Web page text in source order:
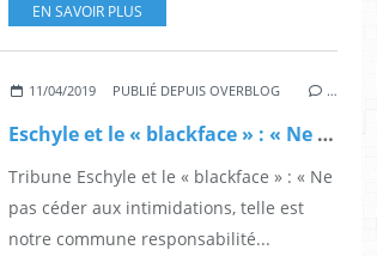
EN SAVOIR PLUS
11/04/2019 PUBLIÉ DEPUIS OVERBLOG …
Eschyle et le « blackface » : « Ne pas céder aux intimidations, telle est notre commune responsabilité »
Tribune Eschyle et le « blackface » : « Ne
pas céder aux intimidations, telle est
notre commune responsabilité...